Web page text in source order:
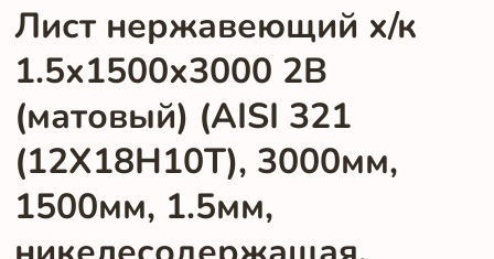
Лист нержавеющий х/к
1.5х1500х3000 2B
(матовый) (AISI 321
(12Х18Н10Т), 3000мм,
1500мм, 1.5мм,